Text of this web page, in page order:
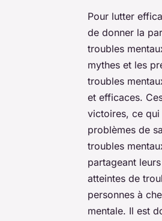
Pour lutter
de donner la
troubles
mythes et les
troubles
et efficaces.
victoires, ce qui
problèmes de
troubles
partageant
atteintes de
personnes à
mentale. Il est